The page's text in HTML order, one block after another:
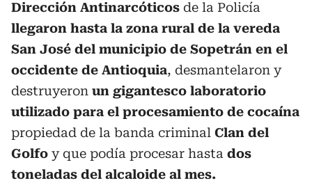
Dirección Antinarcóticos de la Policía
llegaron hasta la zona rural de la vereda
San José del municipio de Sopetrán en el
occidente de Antioquia, desmantelaron y
destruyeron un gigantesco laboratorio
utilizado para el procesamiento de cocaína
propiedad de la banda criminal Clan del
Golfo y que podía procesar hasta dos
toneladas del alcaloide al mes.